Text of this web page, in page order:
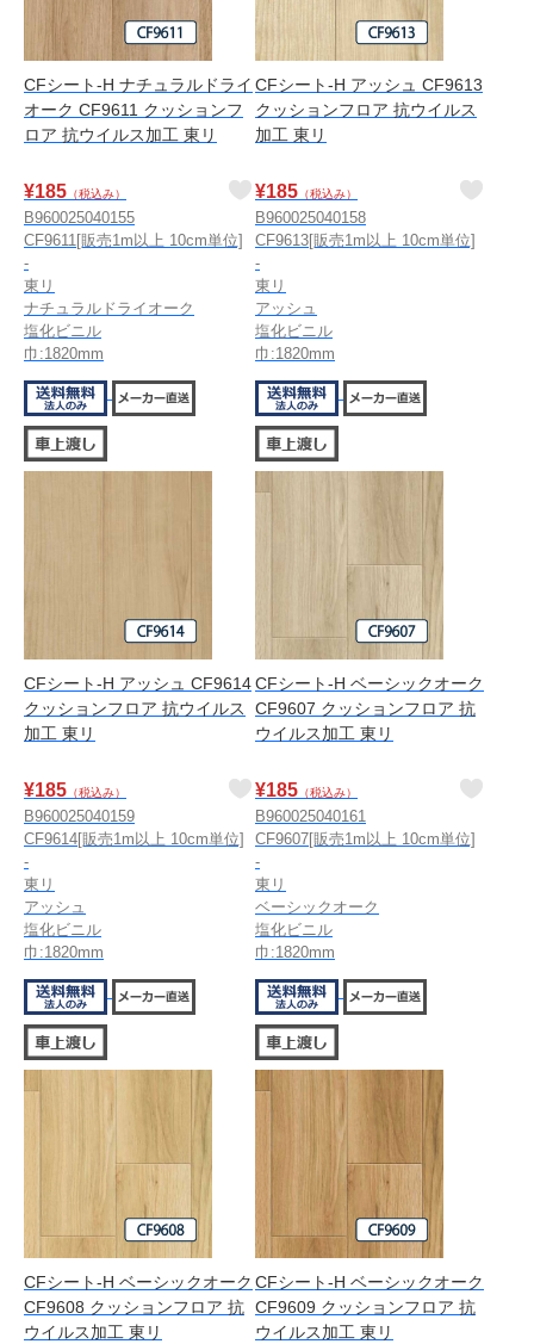
CFシート-H ナチュラルドライ
オーク CF9611 クッションフ
ロア 抗ウイルス加工 東リ
¥185 （税込み）
B960025040155
CF9611[販売1m以上 10cm単位]
-
東リ
ナチュラルドライオーク
塩化ビニル
巾:1820mm
CFシート-H アッシュ CF9613
クッションフロア 抗ウイルス
加工 東リ
¥185 （税込み）
B960025040158
CF9613[販売1m以上 10cm単位]
-
東リ
アッシュ
塩化ビニル
巾:1820mm
CFシート-H アッシュ CF9614
クッションフロア 抗ウイルス
加工 東リ
¥185 （税込み）
B960025040159
CF9614[販売1m以上 10cm単位]
-
東リ
アッシュ
塩化ビニル
巾:1820mm
CFシート-H ベーシックオーク
CF9607 クッションフロア 抗
ウイルス加工 東リ
¥185 （税込み）
B960025040161
CF9607[販売1m以上 10cm単位]
-
東リ
ベーシックオーク
塩化ビニル
巾:1820mm
CFシート-H ベーシックオーク
CF9608 クッションフロア 抗
ウイルス加工 東リ
CFシート-H ベーシックオーク
CF9609 クッションフロア 抗
ウイルス加工 東リ